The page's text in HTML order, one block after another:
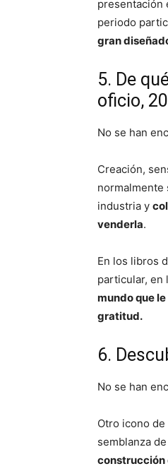
presentación
periodo
gran
5. De
oficio,
No se han
Creación,
normalmente
industria y
venderla.
En los libros
particular, en
mundo que
gratitud.
6.
No se han
Otro icono
semblanza
construcción